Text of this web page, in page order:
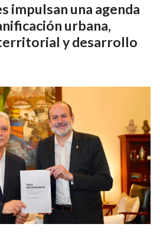
impulsan una agenda
urbana,
y desarrollo